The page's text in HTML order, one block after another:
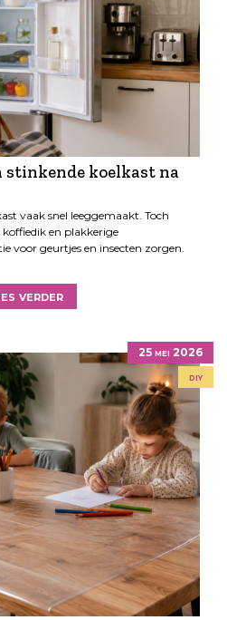
stinkende koelkast na
vaak snel leeggemaakt. Toch
en plakkerige
voor geurtjes en insecten zorgen.
verder
25 mei 2026
diy